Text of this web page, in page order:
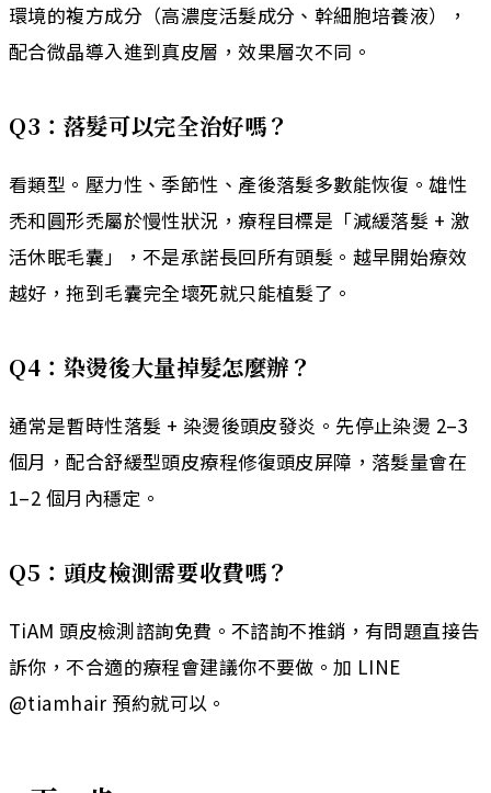
環境的複方成分（高濃度活髮成分、幹細胞培養液），
配合微晶導入進到真皮層，效果層次不同。
Q3：落髮可以完全治好嗎？
看類型。壓力性、季節性、產後落髮多數能恢復。雄性
禿和圓形禿屬於慢性狀況，療程目標是「減緩落髮 + 激
活休眠毛囊」，不是承諾長回所有頭髮。越早開始療效
越好，拖到毛囊完全壞死就只能植髮了。
Q4：染燙後大量掉髮怎麼辦？
通常是暫時性落髮 + 染燙後頭皮發炎。先停止染燙 2–3
個月，配合舒緩型頭皮療程修復頭皮屏障，落髮量會在
1–2 個月內穩定。
Q5：頭皮檢測需要收費嗎？
TiAM 頭皮檢測諮詢免費。不諮詢不推銷，有問題直接告
訴你，不合適的療程會建議你不要做。加 LINE
@tiamhair 預約就可以。